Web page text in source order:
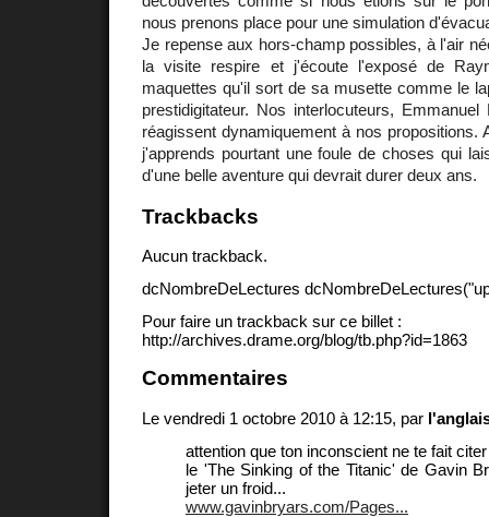
nous prenons place pour une simulation
Je repense aux hors-champ possibles, à l'air
la visite respire et j'écoute l'exposé de
maquettes qu'il sort de sa musette comme le
prestidigitateur. Nos interlocuteurs,
réagissent dynamiquement à nos propositions.
j'apprends pourtant une foule de choses qui
d'une belle aventure qui devrait durer deux ans.
Trackbacks
Aucun trackback.
dcNombreDeLectures
Pour faire un trackback sur ce billet :
http://archives.drame.org/blog/tb.php?id=1863
Commentaires
Le vendredi 1 octobre 2010 à 12:15, par
attention que ton inconscient ne te fait citer
le 'The Sinking of the Titanic' de Gavin
jeter un froid...
www.gavinbryars.com/Pages...